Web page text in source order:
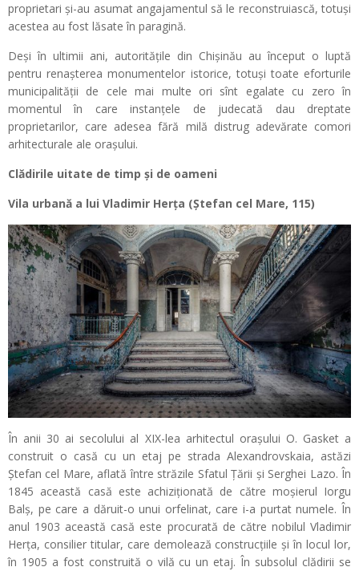
proprietari și-au asumat angajamentul să le reconstruiască, totuși
acestea au fost lăsate în paragină.
Deși în ultimii ani, autoritățile din Chișinău au început o luptă
pentru renașterea monumentelor istorice, totuși toate eforturile
municipalității de cele mai multe ori sînt egalate cu zero în
momentul în care instanțele de judecată dau dreptate
proprietarilor, care adesea fără milă distrug adevărate comori
arhitecturale ale orașului.
Clădirile uitate de timp și de oameni
Vila urbană a lui Vladimir Herța (Ştefan cel Mare, 115)
În anii 30 ai secolului al XIX-lea arhitectul oraşului O. Gasket a
construit o casă cu un etaj pe strada Alexandrovskaia, astăzi
Ştefan cel Mare, aflată între străzile Sfatul Ţării şi Serghei Lazo. În
1845 această casă este achiziţionată de către moşierul Iorgu
Balş, pe care a dăruit-o unui orfelinat, care i-a purtat numele. În
anul 1903 această casă este procurată de către nobilul Vladimir
Herţa, consilier titular, care demolează construcţiile şi în locul lor,
în 1905 a fost construită o vilă cu un etaj. În subsolul clădirii se